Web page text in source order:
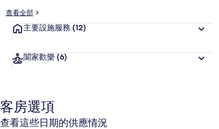
查看全部
主要設施服務 (12)
闔家歡樂 (6)
客房選項
查看這些日期的供應情況